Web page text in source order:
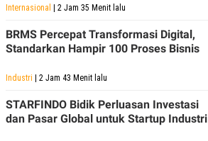
Internasional | 2 Jam 35 Menit lalu
BRMS Percepat Transformasi Digital,
Standarkan Hampir 100 Proses Bisnis
Industri | 2 Jam 43 Menit lalu
STARFINDO Bidik Perluasan Investasi
dan Pasar Global untuk Startup Industri